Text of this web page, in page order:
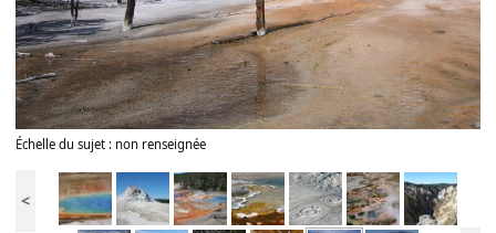
Échelle du sujet : non renseignée
<